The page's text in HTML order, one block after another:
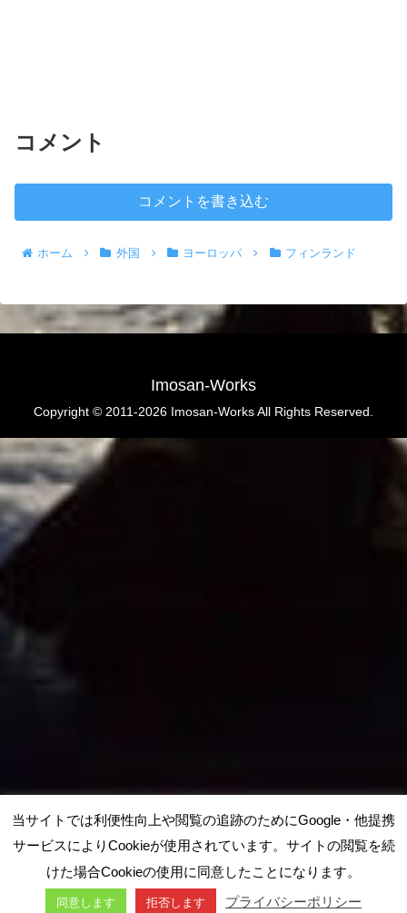
コメント
コメントを書き込む
ホーム 外国 ヨーロッパ フィンランド
Imosan-Works
Copyright © 2011-2026 Imosan-Works All Rights Reserved.
当サイトでは利便性向上や閲覧の追跡のためにGoogle・他提携
サービスによりCookieが使用されています。サイトの閲覧を続
けた場合Cookieの使用に同意したことになります。
同意します 拒否します プライバシーポリシー